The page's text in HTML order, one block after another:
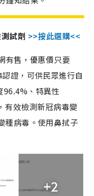
試劑 >>按此選購<<
有售，優惠價只要
證，可供民眾進行自
96.4%、特異性
有效檢測新冠病毒變
病毒。使用鼻拭子
+2